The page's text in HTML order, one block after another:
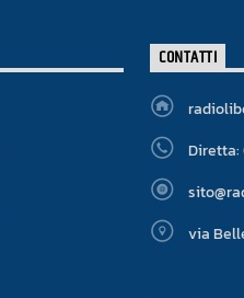
CONTATTI
Diretta:
via